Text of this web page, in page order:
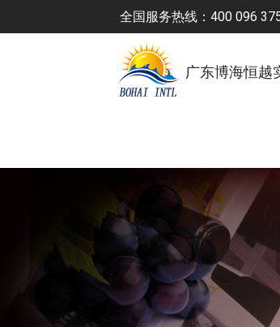
全国服务热线：400 096
广东博海恒越